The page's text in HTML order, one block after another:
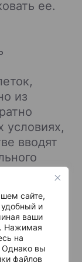
сайте,
и
ваши
Нажимая
на
Однако вы
файлов
ее.
из
условиях,
вводят
по